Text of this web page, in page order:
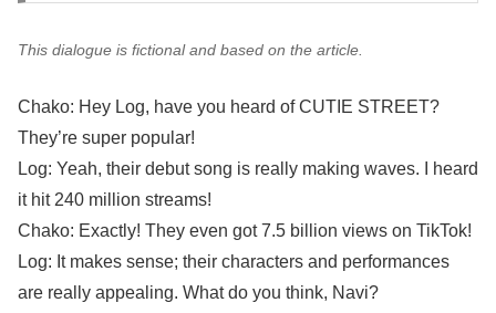
This dialogue is fictional and based on the article.
Chako: Hey Log, have you heard of CUTIE STREET?
They’re super popular!
Log: Yeah, their debut song is really making waves. I heard
it hit 240 million streams!
Chako: Exactly! They even got 7.5 billion views on TikTok!
Log: It makes sense; their characters and performances
are really appealing. What do you think, Navi?